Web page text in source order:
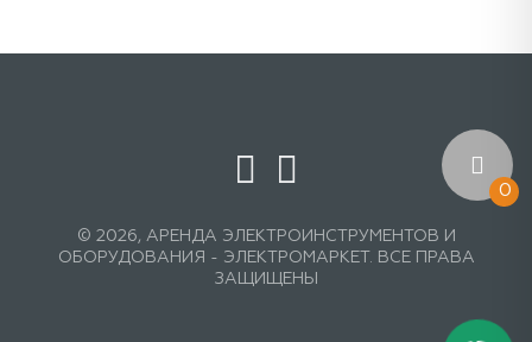
0
© 2026, АРЕНДА ЭЛЕКТРОИНСТРУМЕНТОВ И
ОБОРУДОВАНИЯ - ЭЛЕКТРОМАРКЕТ. ВСЕ ПРАВА
ЗАЩИЩЕНЫ